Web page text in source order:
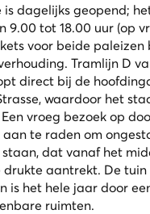
is dagelijks geopend;
9.00 tot 18.00 uur (op
voor beide paleizen
Tramlijn D
direct bij de
waardoor het
vroeg bezoek op
te raden om
dat vanaf het
aantrekt. De tuin
is het hele jaar door
ruimten.